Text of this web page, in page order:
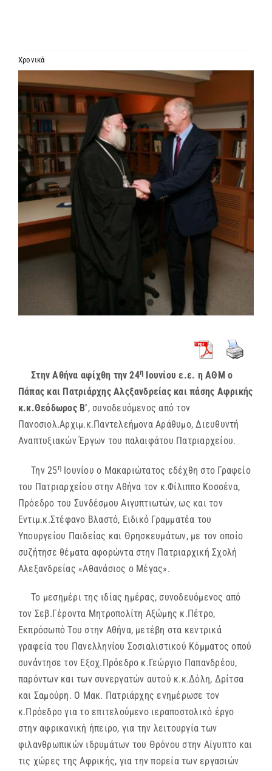
MEDIA
ΕΝΗΜΕΡΩΣΗ
ΣΥΝΔΕΣΕΙΣ
Χρονικά
μεγαλύτερης
εικόνας
Στην Αθήνα αφίχθη την 24η Ιουνίου ε.ε. η ΑΘΜ ο
Πάπας και Πατριάρχης Αλςξανδρείας και πάσης Αφρικής
κ.κ.Θεόδωρος Β’, συνοδευόμενος από τον
Πανοσιολ.Αρχιμ.κ.Παντελεήμονα Αράθυμο, Διευθυντή
Αναπτυξιακών Έργων του παλαιφάτου Πατριαρχείου.
Την 25ηΙουνίου ο Μακαριώτατος εδέχθη στο Γραφείο
του Πατριαρχείου στην Αθήνα τον κ.Φίλιππο Κοσσένα,
Πρόεδρο του Συνδέσμου Αιγυπτιωτών, ως και τον
Εντιμ.κ.Στέφανο Βλαστό, Ειδικό Γραμματέα του
Υπουργείου Παιδείας και Θρησκευμάτων, με τον οποίο
συζήτησε θέματα αφορώντα στην Πατριαρχική Σχολή
Αλεξανδρείας «Αθανάσιος ο Μέγας».
Το μεσημέρι της ιδίας ημέρας, συνοδευόμενος από
τον Σεβ.Γέροντα Μητροπολίτη Αξώμης κ.Πέτρο,
Εκπρόσωπό Του στην Αθήνα, μετέβη στα κεντρικά
γραφεία του Πανελληνίου Σοσιαλιστικού Κόμματος οπού
συνάντησε τον Εξοχ.Πρόεδρο κ.Γεώργιο Παπανδρέου,
παρόντων και των συνεργατών αυτού κ.κ.Δόλη, Δρίτσα
και Σαμούρη. Ο Μακ. Πατριάρχης ενημέρωσε τον
κ.Πρόεδρο για το επιτελούμενο ιεραποστολικό έργο
στην αφρικανική ήπειρο, για την λειτουργία των
φιλανθρωπικών ιδρυμάτων του Θρόνου στην Αίγυπτο και
τις χώρες της Αφρικής, για την πορεία των εργασιών